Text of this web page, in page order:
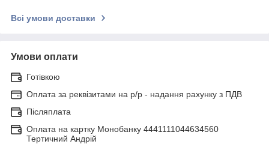
Всі умови доставки
Умови оплати
Готівкою
Оплата за реквізитами на р/р - надання рахунку з ПДВ
Післяплата
Оплата на картку Монобанку 4441111044634560
Тертичний Андрій